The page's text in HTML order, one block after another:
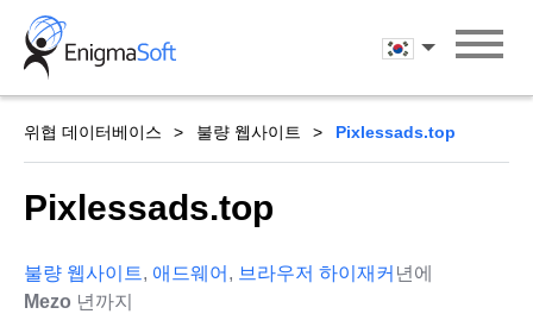
Skip
content
한국어
위협 데이터베이스 불량 웹사이트 Pixlessads.top
Pixlessads.top
불량 웹사이트, 애드웨어 , 브라우저 하이재커 년에
Mezo 년까지